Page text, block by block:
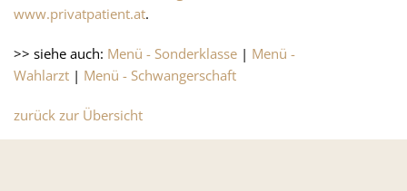
www.privatpatient.at.
>> siehe auch: Menü - Sonderklasse | Menü -
Wahlarzt | Menü - Schwangerschaft
zurück zur Übersicht